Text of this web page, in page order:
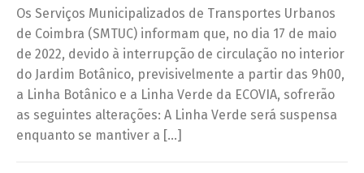
Os Serviços Municipalizados de Transportes Urbanos
de Coimbra (SMTUC) informam que, no dia 17 de maio
de 2022, devido à interrupção de circulação no interior
do Jardim Botânico, previsivelmente a partir das 9h00,
a Linha Botânico e a Linha Verde da ECOVIA, sofrerão
as seguintes alterações: A Linha Verde será suspensa
enquanto se mantiver a […]